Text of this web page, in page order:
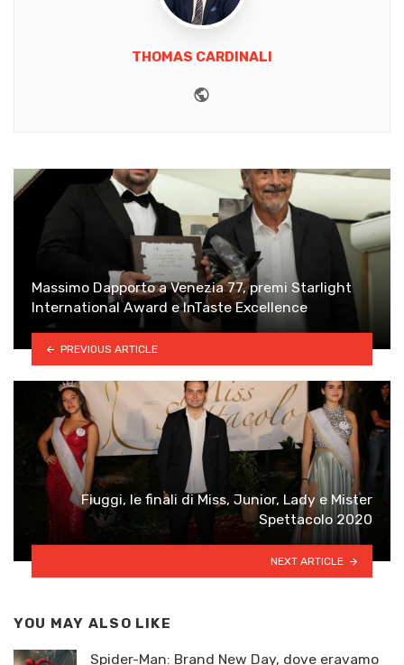
THOMAS CARDINALI
Massimo Dapporto a Venezia 77, premi Starlight
International Award e InTaste Excellence
PREVIOUS ARTICLE
Fiuggi, le finali di Miss, Junior, Lady e Mister
Spettacolo 2020
NEXT ARTICLE
YOU MAY ALSO LIKE
Spider-Man: Brand New Day, dove eravamo